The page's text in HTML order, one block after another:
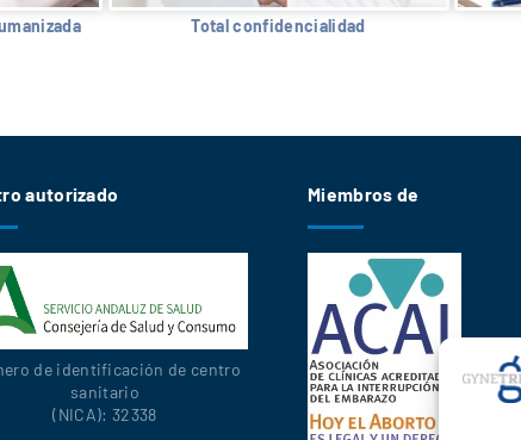
Total confidencialidad
autorizado
de identificación de centro
sanitario
(NICA): 32338
Miembros de